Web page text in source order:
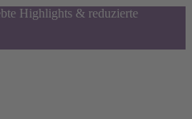
Highlights & reduzierte